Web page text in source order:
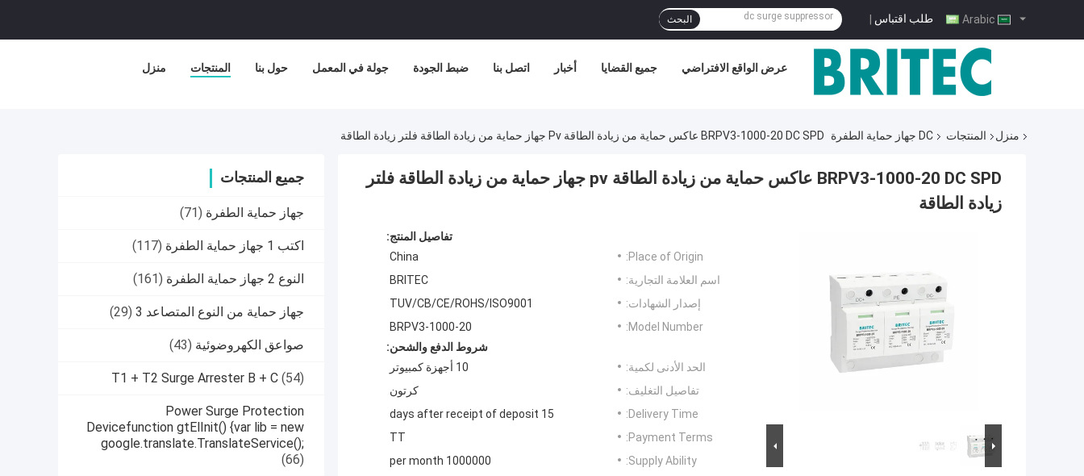
طلب اقتباس | البحث
منزل المنتجات حول بنا جولة في المعمل ضبط الجودة اتصل بنا أخبار جميع القضايا عرض الواقع الافتراضي
منزل المنتجات DC جهاز حماية الطفرة BRPV3-1000-20 DC SPD عاكس حماية من زيادة الطاقة Pv جهاز حماية من زيادة الطاقة فلتر زيادة الطاقة
جميع المنتجات
جهاز حماية الطفرة (71)
اكتب 1 جهاز حماية الطفرة (117)
النوع 2 جهاز حماية الطفرة (161)
جهاز حماية من النوع المتصاعد 3 (29)
صواعق الكهروضوئية (43)
T1 + T2 Surge Arrester B + C (54)
Power Surge Protection
Devicefunction gtElInit() {var lib = new
google.translate.TranslateService();
(66)
BRPV3-1000-20 DC SPD عاكس حماية من زيادة الطاقة pv جهاز حماية من زيادة الطاقة فلتر
زيادة الطاقة
تفاصيل المنتج:
Place of Origin:
China
اسم العلامة التجارية:
BRITEC
إصدار الشهادات:
TUV/CB/CE/ROHS/ISO9001
Model Number:
BRPV3-1000-20
شروط الدفع والشحن:
الحد الأدنى لكمية:
10 أجهزة كمبيوتر
تفاصيل التغليف:
كرتون
Delivery Time:
15 days after receipt of deposit
Payment Terms:
TT
Supply Ability:
1000000 per month